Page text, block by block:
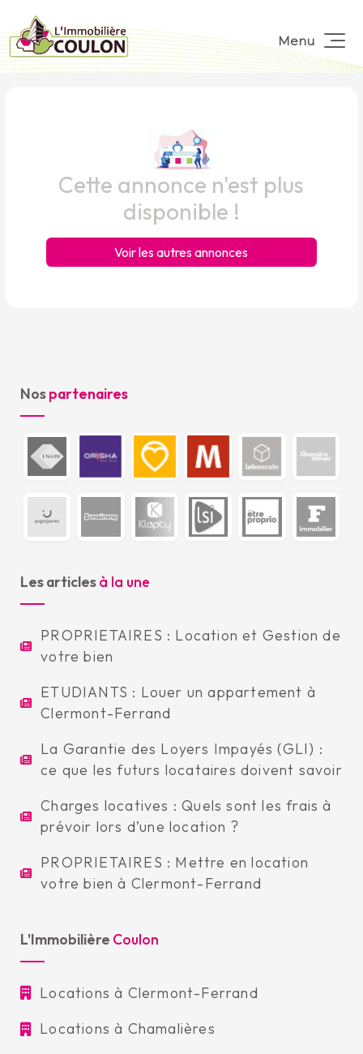
Menu
Cette annonce n'est plus
disponible !
Voir les autres annonces
Nospartenaires
Les articlesà la une
PROPRIETAIRES : Location et Gestion de
votre bien
ETUDIANTS : Louer un appartement à
Clermont-Ferrand
La Garantie des Loyers Impayés (GLI) :
ce que les futurs locataires doivent savoir
Charges locatives : Quels sont les frais à
prévoir lors d’une location ?
PROPRIETAIRES : Mettre en location
votre bien à Clermont-Ferrand
L'Immobilière Coulon
Locations à Clermont-Ferrand
Locations à Chamalières